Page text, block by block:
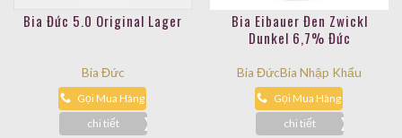
Bia Đức 5.0 Original Lager
Bia Đức
Gọi Mua Hàng
chi tiết
Bia Eibauer Đen Zwickl
Dunkel 6,7% Đức
Bia ĐứcBia Nhập Khẩu
Gọi Mua Hàng
chi tiết